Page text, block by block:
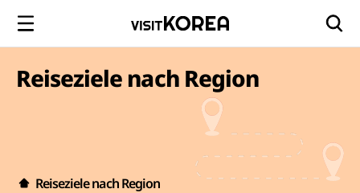
Reiseziele nach Region
Reiseziele nach Region